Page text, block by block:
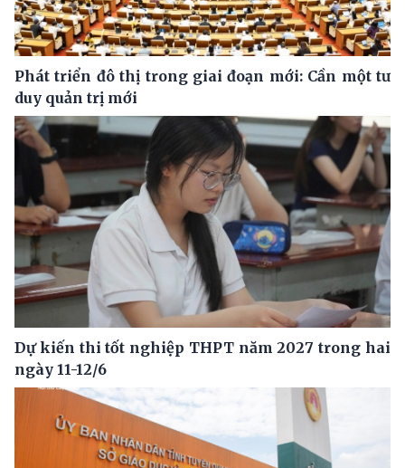
Phát triển đô thị trong giai đoạn mới: Cần một tư
duy quản trị mới
Dự kiến thi tốt nghiệp THPT năm 2027 trong hai
ngày 11-12/6